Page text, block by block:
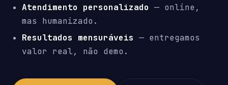
Atendimento personalizado — online,
mas humanizado.
Resultados mensuráveis — entregamos
valor real, não demo.